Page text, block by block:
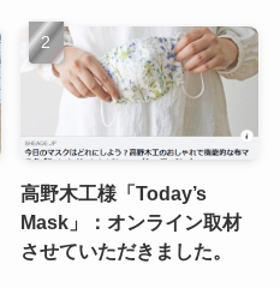
高野木工様「Today’s
Mask」：オンライン取材
させていただきました。